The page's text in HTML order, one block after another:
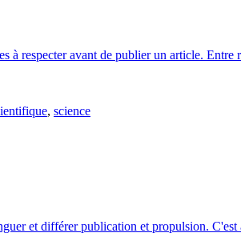
à respecter avant de publier un article.
, science
et différer publication et propulsion.